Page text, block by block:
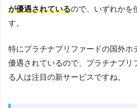
が優遇されているので、いずれかを
す。
特にプラチナプリファードの国外ホ
優遇されているので、プラチナプリ
る人は注目の新サービスですね。